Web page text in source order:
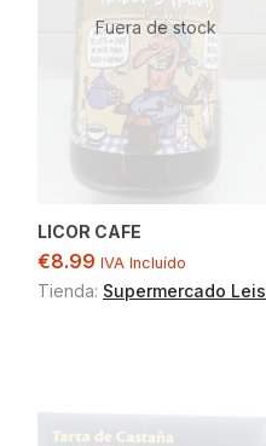
Fuera de stock
LICOR CAFE
€8.99 IVA Incluído
Tienda: Supermercado Leis